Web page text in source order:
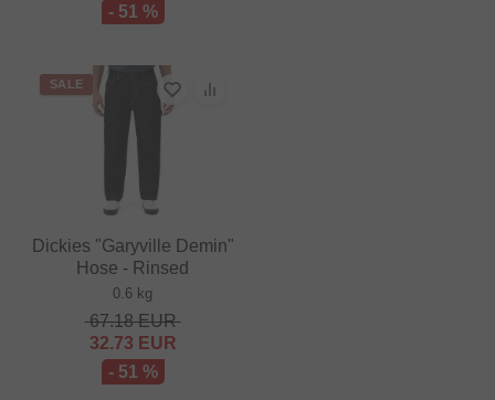
- 51 %
SALE
Dickies "Garyville Demin"
Hose - Rinsed
0.6 kg
67.18EUR
32.73 EUR
- 51 %